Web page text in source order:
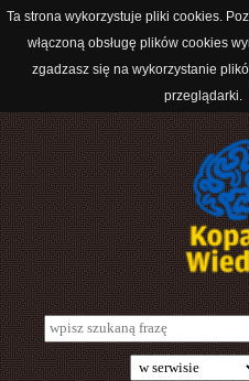
Ta strona wykorzystuje pliki cookies.
włączoną obsługę plików cookies
zgadzasz się na wykorzystanie
przeglądarki.